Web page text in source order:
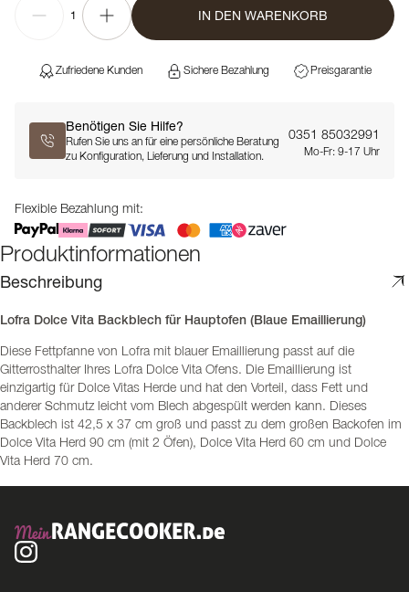
1 IN DEN WARENKORB
Zufriedene Kunden Sichere Bezahlung Preisgarantie
Benötigen Sie Hilfe?
Rufen Sie uns an für eine persönliche Beratung
zu Konfiguration, Lieferung und Installation.
0351 85032991
Mo-Fr: 9-17 Uhr
Flexible Bezahlung mit:
Produktinformationen
Beschreibung
Lofra Dolce Vita Backblech für Hauptofen (Blaue Emaillierung)
Diese Fettpfanne von Lofra mit blauer Emaillierung passt auf die
Gitterrosthalter Ihres Lofra Dolce Vita Ofens. Die Emaillierung ist
einzigartig für Dolce Vitas Herde und hat den Vorteil, dass Fett und
anderer Schmutz leicht vom Blech abgespült werden kann. Dieses
Backblech ist 42,5 x 37 cm groß und passt zu dem großen Backofen im
Dolce Vita Herd 90 cm (mit 2 Öfen), Dolce Vita Herd 60 cm und Dolce
Vita Herd 70 cm.